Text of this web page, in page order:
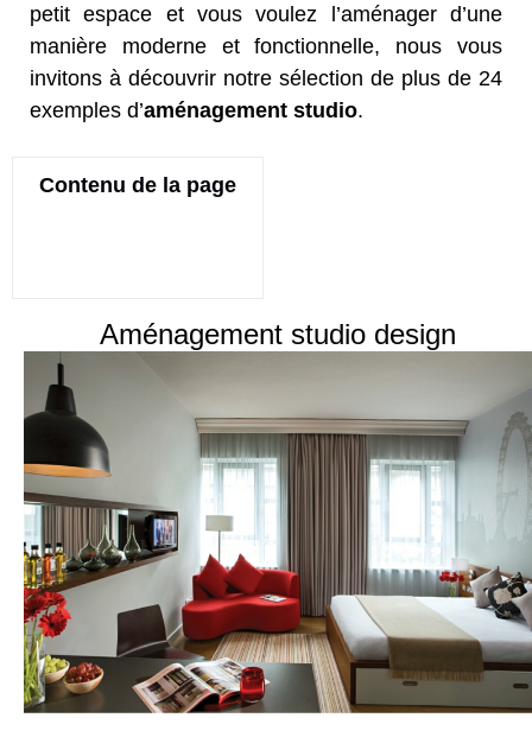
petit espace et vous voulez l’aménager d’une
manière moderne et fonctionnelle, nous vous
invitons à découvrir notre sélection de plus de 24
exemples d’aménagement studio.
Contenu de la page
Aménagement studio design